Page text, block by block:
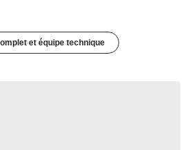
et équipe technique